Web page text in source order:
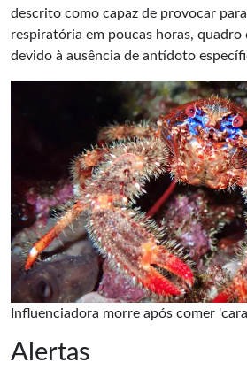
descrito como capaz de provocar
respiratória em poucas horas, quadro
devido à ausência de antídoto
Influenciadora morre após comer
Alertas